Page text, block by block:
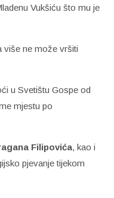
Vukšiću što mu je
više ne može vršiti
u Svetištu Gospe od
mjestu po
Filipovića, kao i
pjevanje tijekom